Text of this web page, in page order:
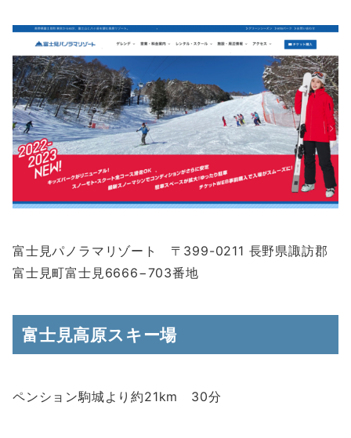
富士見パノラマリゾート 〒399-0211 長野県諏訪郡
富士見町富士見6666−703番地
富士見高原スキー場
ペンション駒城より約21km 30分